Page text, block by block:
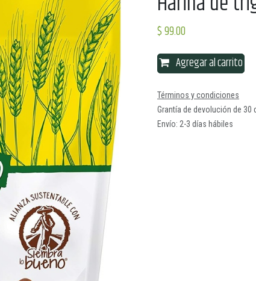
$99.00
Agregar al carrito
Términos y condiciones
Grantía de devolución de 30
Envío: 2-3 días hábiles